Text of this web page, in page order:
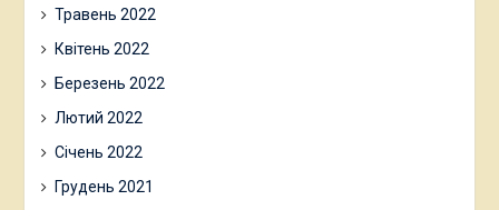
Травень 2022
Квітень 2022
Березень 2022
Лютий 2022
Січень 2022
Грудень 2021